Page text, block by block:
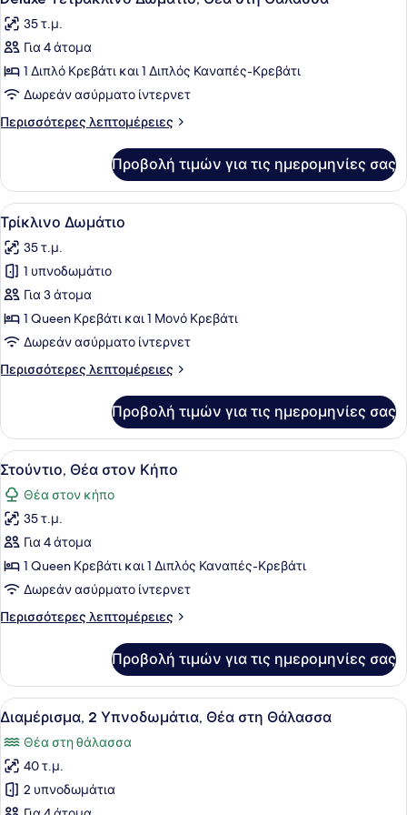
Θάλασσα
2
Μονά
Θέα
στη
όλων
των
φωτογραφιών
για
Deluxe
Τετράκλινο
Δωμάτιο,
στη
Θάλασσα
35 τ.μ.
Για 4 άτομα
1 Διπλό Κρεβάτι και 1 Διπλός Καναπές-Κρεβάτι
Δωρεάν ασύρματο ίντερνετ
Περισσότερες λεπτομέρειες
Περισσότερες
Τετράκλινο
Δωμάτιο,
Θέα
στη
Θάλασσα
Προβολή τιμών για τις ημερομηνίες σας
Προβολή
όλων
των
φωτογραφιών
για
Τρίκλινο
Δωμάτιο
Ένα δωμάτιο ξενοδοχείου με ένα
14
Τρίκλινο Δωμάτιο
35 τ.μ.
1 υπνοδωμάτιο
Για 3 άτομα
1 Queen Κρεβάτι και 1 Μονό Κρεβάτι
Δωρεάν ασύρματο ίντερνετ
Περισσότερες λεπτομέρειες
Περισσότερες
Δωμάτιο
Προβολή τιμών για τις ημερομηνίες σας
Προβολή
όλων
των
φωτογραφιών
για
Στούντιο,
Θέα
στον
Κήπο
Ένα μικρό, λειτουργικό δωμάτιο
5
Στούντιο, Θέα στον Κήπο
Θέα στον κήπο
35 τ.μ.
Για 4 άτομα
1 Queen Κρεβάτι και 1 Διπλός Καναπές-Κρεβάτι
Δωρεάν ασύρματο ίντερνετ
Περισσότερες λεπτομέρειες
Περισσότερες
Θέα
στον
Κήπο
Προβολή τιμών για τις ημερομηνίες σας
Προβολή
όλων
των
φωτογραφιών
για
Ένα υπνοδωμάτιο με ένα κρεβάτι,
7
Διαμέρισμα, 2 Υπνοδωμάτια, Θέα στη Θάλασσα
Θέα στη θάλασσα
40 τ.μ.
2 υπνοδωμάτια